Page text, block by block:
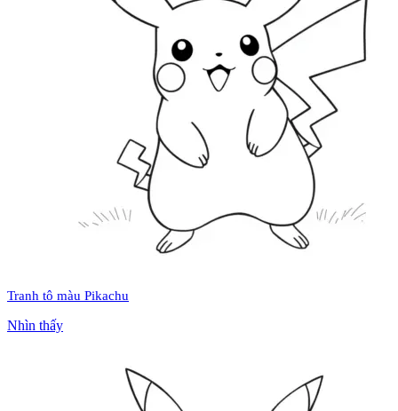
Tranh tô màu Pikachu
Nhìn thấy